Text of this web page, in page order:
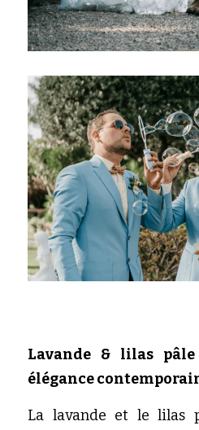
Lavande & lilas
élégance
La lavande et le lilas